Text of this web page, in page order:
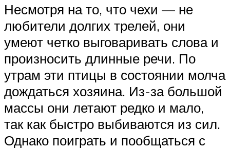
Несмотря на то, что чехи — не
любители долгих трелей, они
умеют четко выговаривать слова и
произносить длинные речи. По
утрам эти птицы в состоянии молча
дождаться хозяина. Из-за большой
массы они летают редко и мало,
так как быстро выбиваются из сил.
Однако поиграть и пообщаться с